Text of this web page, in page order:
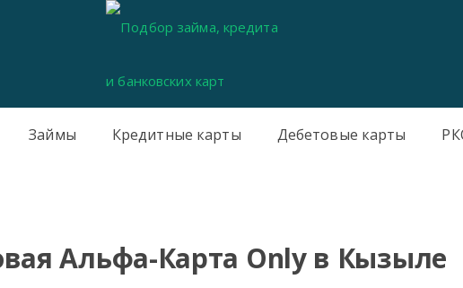
Займы Кредитные карты Дебетовые карты
Альфа-Карта Only в Кызыле